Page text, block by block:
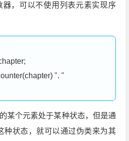
器，可以不使用列表元素实现序
". "
某个元素处于某种状态，但是通
种状态，就可以通过伪类来为其